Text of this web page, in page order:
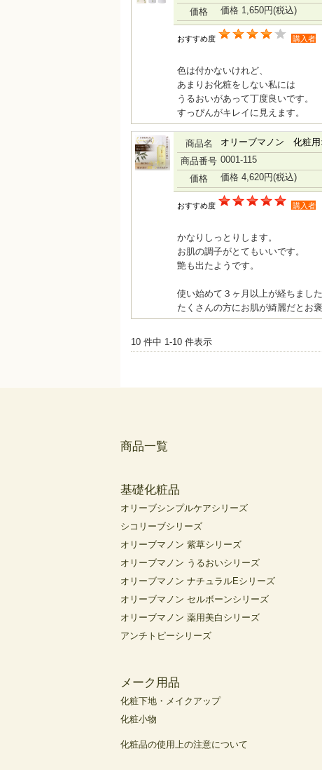
価格
価格 1,650円(税込)
おすすめ度 購入者
色は付かないけれど、
あまりお化粧をしない私には
うるおいがあって丁度良いです。
すっぴんがキレイに見えます。
商品名
オリーブマノン 化粧用
商品番号 0001-115
価格
価格 4,620円(税込)
おすすめ度 購入者
かなりしっとりします。
お肌の調子がとてもいいです。
艶も出たようです。
使い始めて３ヶ月以上が経ちました
たくさんの方にお肌が綺麗だとお
10 件中 1-10 件表示
商品一覧
基礎化粧品
オリーブシンプルケアシリーズ
シコリーブシリーズ
オリーブマノン 紫草シリーズ
オリーブマノン うるおいシリーズ
オリーブマノン ナチュラルEシリーズ
オリーブマノン セルボーンシリーズ
オリーブマノン 薬用美白シリーズ
アンチトピーシリーズ
メーク用品
化粧下地・メイクアップ
化粧小物
化粧品の使用上の注意について